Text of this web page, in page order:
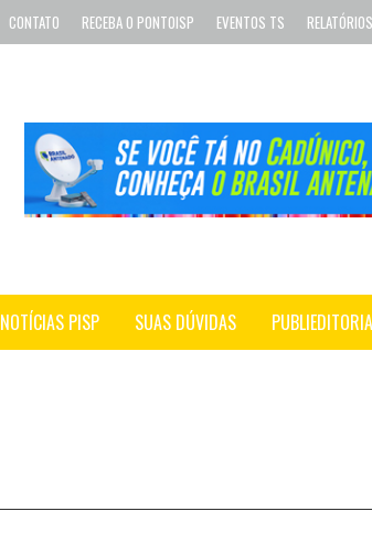
CONTATO RECEBA O PONTOISP EVENTOS TS
NOTÍCIAS PISP SUAS DÚVIDAS